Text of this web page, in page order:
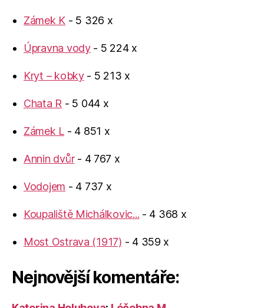
Zámek K - 5 326 x
Úpravna vody- 5 224 x
Kryt – kobky- 5 213 x
Chata R - 5 044 x
Zámek L - 4 851 x
Annin dvůr- 4 767 x
Vodojem - 4 737 x
Koupaliště Michálkovic... - 4 368 x
Most Ostrava (1917) - 4 359 x
Nejnovější komentáře: